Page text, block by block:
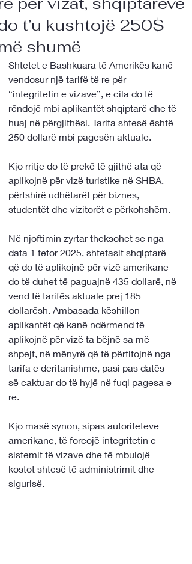
t’u kushtojë 250$
shumë
Shtetet e Bashkuara të Amerikës kanë
vendosur një tarifë të re për
“integritetin e vizave”, e cila do të
rëndojë mbi aplikantët shqiptarë dhe të
huaj në përgjithësi. Tarifa shtesë është
250 dollarë mbi pagesën aktuale.
Kjo rritje do të prekë të gjithë ata që
aplikojnë për vizë turistike në SHBA,
përfshirë udhëtarët për biznes,
studentët dhe vizitorët e përkohshëm.
Në njoftimin zyrtar theksohet se nga
data 1 tetor 2025, shtetasit shqiptarë
që do të aplikojnë për vizë amerikane
do të duhet të paguajnë 435 dollarë, në
vend të tarifës aktuale prej 185
dollarësh. Ambasada këshillon
aplikantët që kanë ndërmend të
aplikojnë për vizë ta bëjnë sa më
shpejt, në mënyrë që të përfitojnë nga
tarifa e deritanishme, pasi pas datës
së caktuar do të hyjë në fuqi pagesa e
re.
Kjo masë synon, sipas autoriteteve
amerikane, të forcojë integritetin e
sistemit të vizave dhe të mbulojë
kostot shtesë të administrimit dhe
sigurisë.